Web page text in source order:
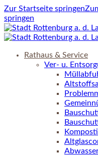
Zur Startseite springen
springen
Rathaus & Service
Ver- u.